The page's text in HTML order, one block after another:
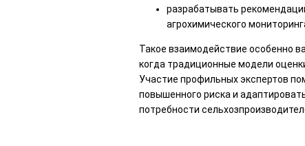
разрабатывать
агрохимического
Такое взаимодействие особенно
когда традиционные модели
Участие профильных экспертов
повышенного риска и
потребности